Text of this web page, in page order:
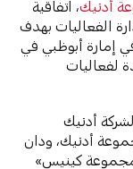
أدنيك، اتفاقية
الفعاليات بهدف
أبوظبي في
لفعاليات
أدنيك
أدنيك، ودان
كينيس»